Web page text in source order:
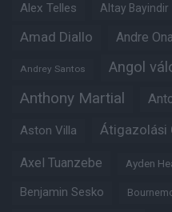
Alex Telles Altay Bayindir
Amad Diallo Andre
Andrey Santos Angol
Anthony Martial
Aston Villa Átigazolási
Axel Tuanzebe Ayden
Benjamin Sesko